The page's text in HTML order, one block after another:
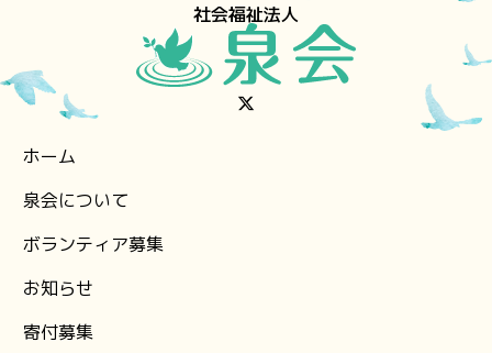
社会福祉法人
ホーム
泉会について
ボランティア募集
お知らせ
⁨寄付募集